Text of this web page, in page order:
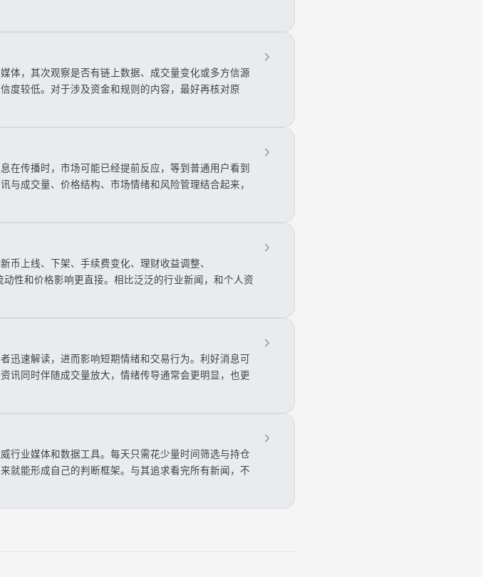
体，其次观察是否有链上数据、成交量变化或多方信源
度较低。对于涉及资金和规则的内容，最好再核对原
在传播时，市场可能已经提前反应，等到普通用户看到
与成交量、价格结构、市场情绪和风险管理结合起来，
币上线、下架、手续费变化、理财收益调整、
性和价格影响更直接。相比泛泛的行业新闻，和个人资
迅速解读，进而影响短期情绪和交易行为。利好消息可
讯同时伴随成交量放大，情绪传导通常会更明显，也更
行业媒体和数据工具。每天只需花少量时间筛选与持仓
就能形成自己的判断框架。与其追求看完所有新闻，不